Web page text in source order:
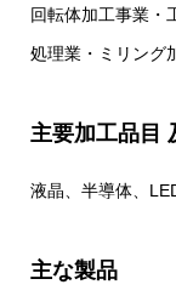
回転体加工事業・
処理業・ミリング
主要加工品目
液晶、半導体、
主な製品